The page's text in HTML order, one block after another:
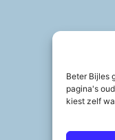
Beter Bijles
pagina's
kiest zelf